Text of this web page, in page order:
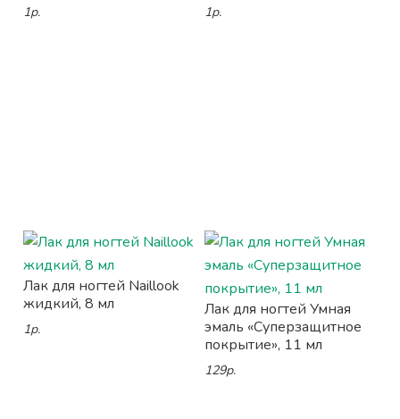
1р. 1р.
Лак для ногтей Naillook
жидкий, 8 мл
1р.
Лак для ногтей Умная
эмаль «Суперзащитное
покрытие», 11 мл
129р.